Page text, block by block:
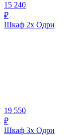
15 240
₽
Шкаф 2х Одри
19 550
₽
Шкаф 3х Одри